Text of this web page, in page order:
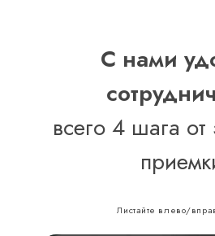
С нами
всего 4 шага
Листайте влево/